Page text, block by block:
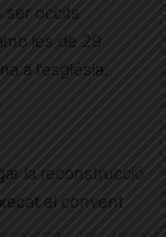
ser occits
les de 29
a l’església.
la reconstrucció
el convent